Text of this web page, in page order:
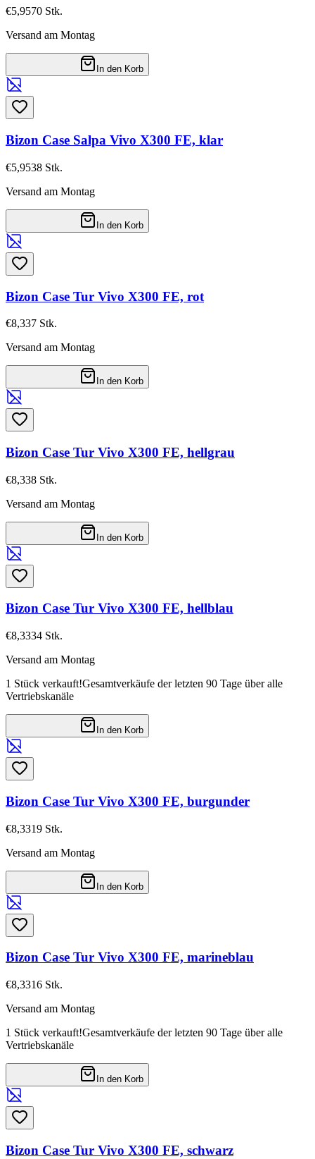
€5,9570 Stk.
Versand am Montag
In den Korb
Bizon Case Salpa Vivo X300 FE, klar
€5,9538 Stk.
Versand am Montag
In den Korb
Bizon Case Tur Vivo X300 FE, rot
€8,337 Stk.
Versand am Montag
In den Korb
Bizon Case Tur Vivo X300 FE, hellgrau
€8,338 Stk.
Versand am Montag
In den Korb
Bizon Case Tur Vivo X300 FE, hellblau
€8,3334 Stk.
Versand am Montag
1 Stück verkauft!Gesamtverkäufe der letzten 90 Tage über alle
Vertriebskanäle
In den Korb
Bizon Case Tur Vivo X300 FE, burgunder
€8,3319 Stk.
Versand am Montag
In den Korb
Bizon Case Tur Vivo X300 FE, marineblau
€8,3316 Stk.
Versand am Montag
1 Stück verkauft!Gesamtverkäufe der letzten 90 Tage über alle
Vertriebskanäle
In den Korb
Bizon Case Tur Vivo X300 FE, schwarz